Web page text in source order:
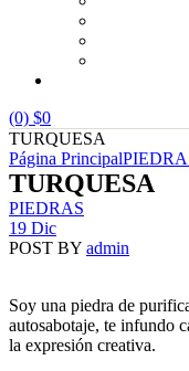
(0) $0
TURQUESA
Página Principal
TURQUESA
Categories
PIEDRAS
19 Dic
POST BY admin
Soy una piedra de
autosabotaje, te infundo
la expresión creativa.